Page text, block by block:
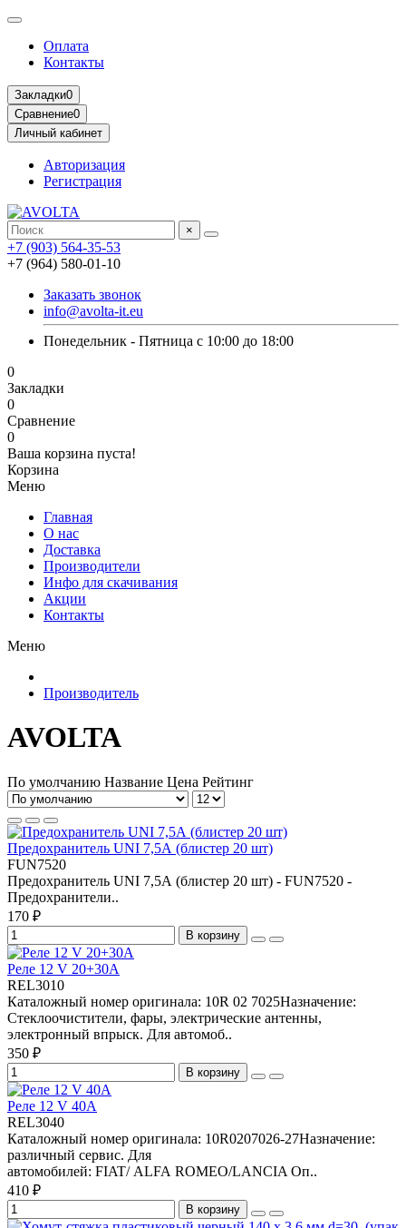
Оплата
Контакты
Закладки0
Сравнение0
Личный кабинет
Авторизация
Регистрация
×
+7 (903) 564-35-53
+7 (964) 580-01-10
Заказать звонок
info@avolta-it.eu
Понедельник - Пятница с 10:00 до 18:00
0
Закладки
0
Сравнение
0
Ваша корзина пуста!
Корзина
Меню
Главная
О нас
Доставка
Производители
Инфо для скачивания
Акции
Контакты
Меню
Производитель
AVOLTA
По умолчанию Название Цена Рейтинг
Предохранитель UNI 7,5А (блистер 20 шт)
FUN7520
Предохранитель UNI 7,5А (блистер 20 шт) - FUN7520 -
Предохранители..
170 ₽
В корзину
Реле 12 V 20+30A
REL3010
Каталожный номер оригинала: 10R 02 7025Назначение:
Стеклоочистители, фары, электрические антенны,
электронный впрыск. Для автомоб..
350 ₽
В корзину
Реле 12 V 40A
REL3040
Каталожный номер оригинала: 10R0207026-27Назначение:
различный сервис. Для
автомобилей: FIAT/ ALFA ROMEO/LANCIA Оп..
410 ₽
В корзину